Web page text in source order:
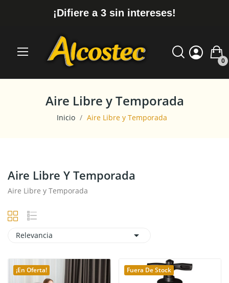
¡Difiere a 3 sin intereses!
0
Aire Libre y Temporada
Inicio Aire Libre y Temporada
Aire Libre Y Temporada
Aire Libre y Temporada
Relevancia 
¡En Oferta! Fuera De Stock